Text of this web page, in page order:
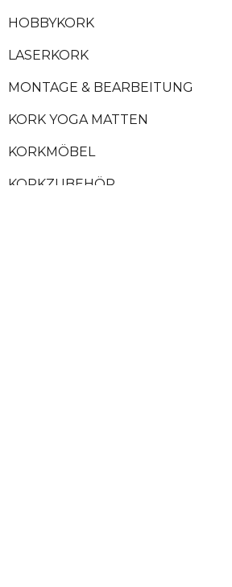
HOBBYKORK
LASERKORK
MONTAGE & BEARBEITUNG
KORK YOGA MATTEN
KORKMÖBEL
KORKZUBEHÖR